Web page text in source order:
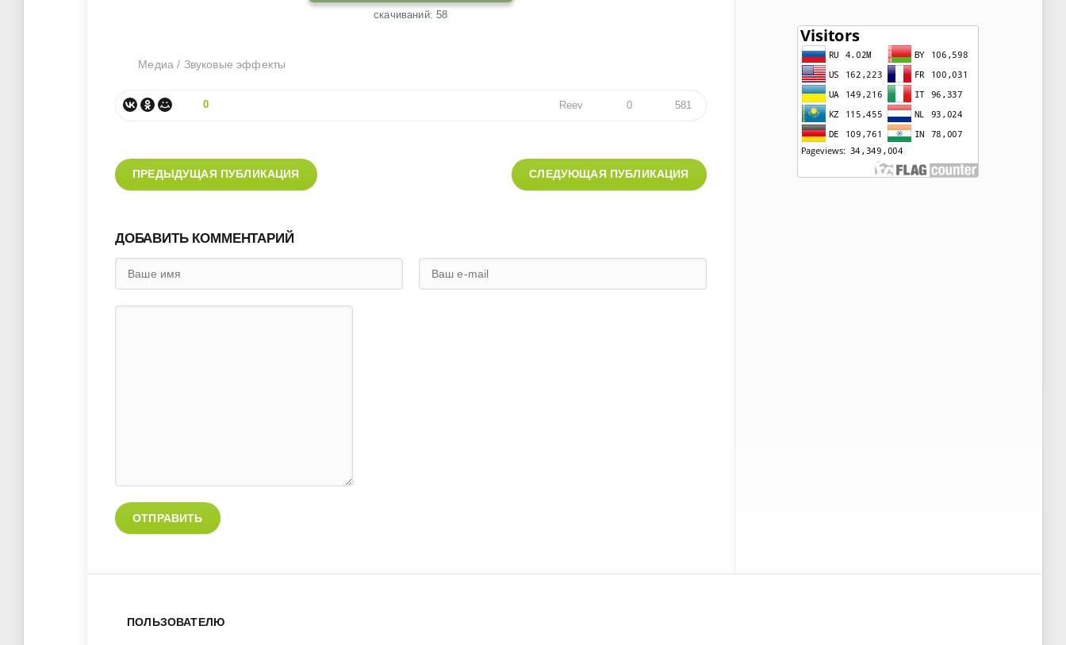
cкачиваний: 58
Медиа / Звуковые эффекты
0 Reev 0 581
ПРЕДЫДУЩАЯ ПУБЛИКАЦИЯ СЛЕДУЮЩАЯ ПУБЛИКАЦИЯ
ДОБАВИТЬ КОММЕНТАРИЙ
ОТПРАВИТЬ
ПОЛЬЗОВАТЕЛЮ